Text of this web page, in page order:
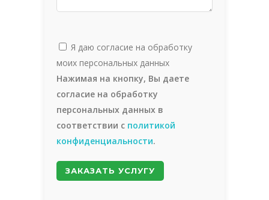
Я даю согласие на обработку
моих персональных данных
Нажимая на кнопку, Вы даете
согласие на обработку
персональных данных в
соответствии с политикой
конфиденциальности.